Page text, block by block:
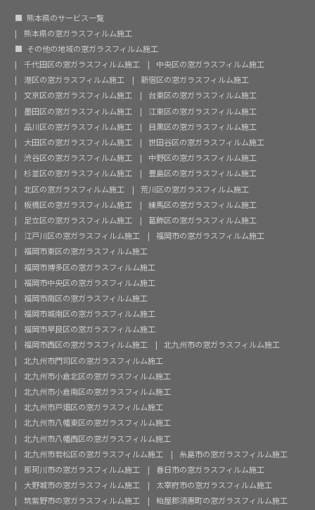
熊本県のサービス一覧
熊本県の窓ガラスフィルム施工
その他の地域の窓ガラスフィルム施工
千代田区の窓ガラスフィルム施工
中央区の窓ガラスフィルム施工
港区の窓ガラスフィルム施工
新宿区の窓ガラスフィルム施工
文京区の窓ガラスフィルム施工
台東区の窓ガラスフィルム施工
墨田区の窓ガラスフィルム施工
江東区の窓ガラスフィルム施工
品川区の窓ガラスフィルム施工
目黒区の窓ガラスフィルム施工
大田区の窓ガラスフィルム施工
世田谷区の窓ガラスフィルム施工
渋谷区の窓ガラスフィルム施工
中野区の窓ガラスフィルム施工
杉並区の窓ガラスフィルム施工
豊島区の窓ガラスフィルム施工
北区の窓ガラスフィルム施工
荒川区の窓ガラスフィルム施工
板橋区の窓ガラスフィルム施工
練馬区の窓ガラスフィルム施工
足立区の窓ガラスフィルム施工
葛飾区の窓ガラスフィルム施工
江戸川区の窓ガラスフィルム施工
福岡市の窓ガラスフィルム施工
福岡市東区の窓ガラスフィルム施工
福岡市博多区の窓ガラスフィルム施工
福岡市中央区の窓ガラスフィルム施工
福岡市南区の窓ガラスフィルム施工
福岡市城南区の窓ガラスフィルム施工
福岡市早良区の窓ガラスフィルム施工
福岡市西区の窓ガラスフィルム施工
北九州市の窓ガラスフィルム施工
北九州市門司区の窓ガラスフィルム施工
北九州市小倉北区の窓ガラスフィルム施工
北九州市小倉南区の窓ガラスフィルム施工
北九州市戸畑区の窓ガラスフィルム施工
北九州市八幡東区の窓ガラスフィルム施工
北九州市八幡西区の窓ガラスフィルム施工
北九州市若松区の窓ガラスフィルム施工
糸島市の窓ガラスフィルム施工
那珂川市の窓ガラスフィルム施工
春日市の窓ガラスフィルム施工
大野城市の窓ガラスフィルム施工
太宰府市の窓ガラスフィルム施工
筑紫野市の窓ガラスフィルム施工
粕屋郡須惠町の窓ガラスフィルム施工